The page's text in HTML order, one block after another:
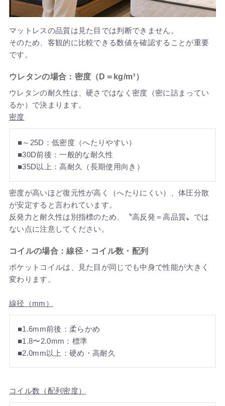
マットレスの品質は見た目では判断できません。
そのため、客観的に比較できる数値を確認することが重要
です。
ウレタンの場合：密度（D＝kg/m³）
ウレタンの耐久性は、硬さではなく密度（密に詰まってい
るか）で決まります。
密度
■～25D：低密度（へたりやすい）
■30D前後：一般的な耐久性
■35D以上：高耐久（長期使用向き）
密度が高いほど復元性が高く（へたりにくい）、体圧分散
が安定すると言われています。
反発力と耐久性は別指標のため、〝高反発＝高品質〟では
ない点に注意してください。
コイルの場合：線径・コイル数・配列
ポケットコイルは、見た目が同じでも中身で性能が大きく
変わります。
線径（mm）
■1.6mm前後：柔らかめ
■1.8〜2.0mm：標準
■2.0mm以上：硬め・高耐久
コイル数（配列密度）